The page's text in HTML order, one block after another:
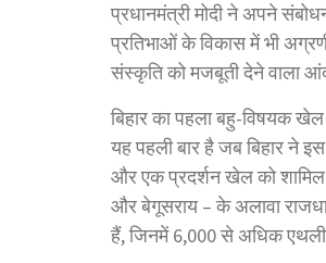
प्रधानमंत्री मोदी ने अपने
प्रतिभाओं के विकास में भी
संस्कृति को मजबूती देने वाला
बिहार का पहला बहु-विषयक
यह पहली बार है जब बिहार
और एक प्रदर्शन खेल को शामिल
और बेगूसराय – के अलावा
हैं, जिनमें 6,000 से अधिक